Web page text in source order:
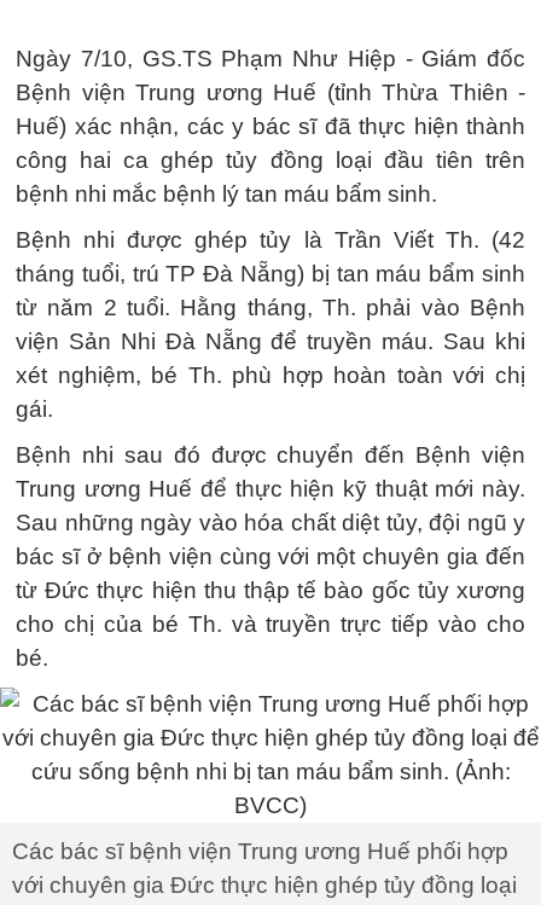
Ngày 7/10, GS.TS Phạm Như Hiệp - Giám đốc
Bệnh viện Trung ương Huế (tỉnh Thừa Thiên -
Huế) xác nhận, các y bác sĩ đã thực hiện thành
công hai ca ghép tủy đồng loại đầu tiên trên
bệnh nhi mắc bệnh lý tan máu bẩm sinh.
Bệnh nhi được ghép tủy là Trần Viết Th. (42
tháng tuổi, trú TP Đà Nẵng) bị tan máu bẩm sinh
từ năm 2 tuổi. Hằng tháng, Th. phải vào Bệnh
viện Sản Nhi Đà Nẵng để truyền máu. Sau khi
xét nghiệm, bé Th. phù hợp hoàn toàn với chị
gái.
Bệnh nhi sau đó được chuyển đến Bệnh viện
Trung ương Huế để thực hiện kỹ thuật mới này.
Sau những ngày vào hóa chất diệt tủy, đội ngũ y
bác sĩ ở bệnh viện cùng với một chuyên gia đến
từ Đức thực hiện thu thập tế bào gốc tủy xương
cho chị của bé Th. và truyền trực tiếp vào cho
bé.
Các bác sĩ bệnh viện Trung ương Huế phối hợp
với chuyên gia Đức thực hiện ghép tủy đồng loại